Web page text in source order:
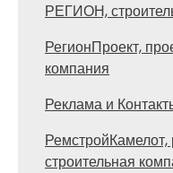
РЕГИОН,
РегионПроект,
компания
Реклама и
строительная